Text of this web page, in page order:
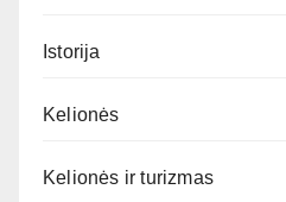
Istorija
Kelionės
Kelionės ir turizmas